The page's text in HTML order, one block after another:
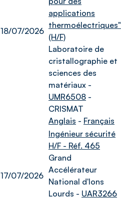
18/07/2026
applications
thermoélectriques"
(H/F)
Laboratoire de
cristallographie et
sciences des
matériaux -
UMR6508 -
CRISMAT
Anglais - Français
17/07/2026
Ingénieur sécurité
H/F - Réf. 465
Grand
Accélérateur
National d'Ions
Lourds - UAR3266